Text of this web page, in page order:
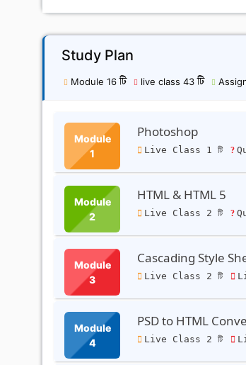
Study Plan
Module 16 টি live class 43 টি
Module
1
Photoshop
Live Class 1 টি
Module
2
HTML & HTML 5
Live Class 2 টি
Module
3
Cascading Style
Live Class 2 টি
Module
4
PSD to HTML
Live Class 2 টি